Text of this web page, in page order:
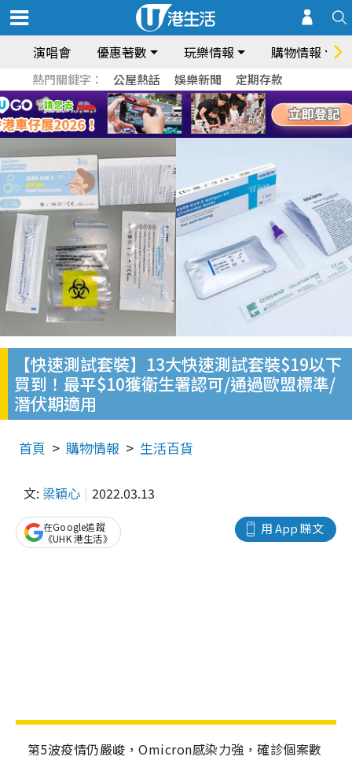
演唱會 優惠著數 玩樂情報 購物情報
熱門關鍵字： 公屋熱話 娛樂新聞 定期存款
【快速測試套裝】13大快速測試套裝$19以下
買到！最平$10獲衛生署認可/通過歐盟標準/
潛伏期適用
首頁 購物情報 生活百貨
文: 梁穎心 2022.03.13
用 App 睇文
在Google追蹤
《UHK 港生活》
第5波疫情仍嚴峻，Omicron感染力強，確診個案數